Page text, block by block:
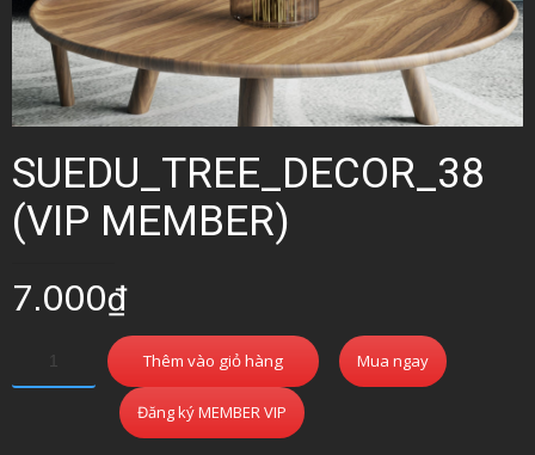
SUEDU_TREE_DECOR_38
(VIP MEMBER)
7.000₫
Thêm vào giỏ hàng Mua ngay
Đăng ký MEMBER VIP